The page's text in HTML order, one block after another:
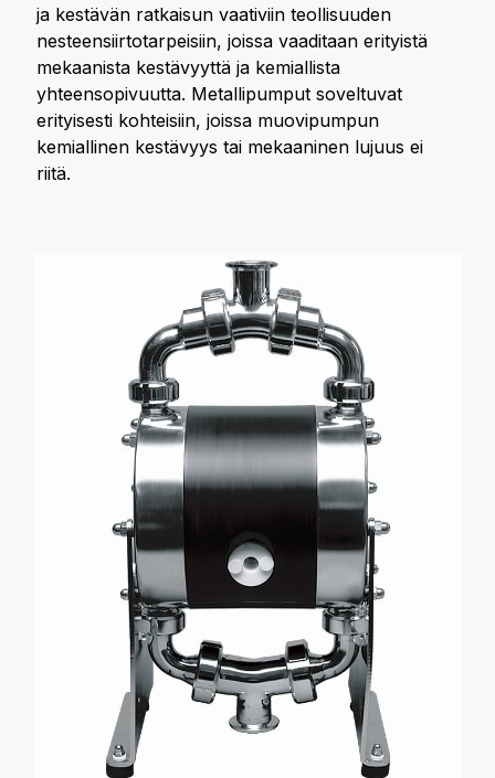
ja kestävän ratkaisun vaativiin teollisuuden
nesteensiirtotarpeisiin, joissa vaaditaan erityistä
mekaanista kestävyyttä ja kemiallista
yhteensopivuutta. Metallipumput soveltuvat
erityisesti kohteisiin, joissa muovipumpun
kemiallinen kestävyys tai mekaaninen lujuus ei
riitä.